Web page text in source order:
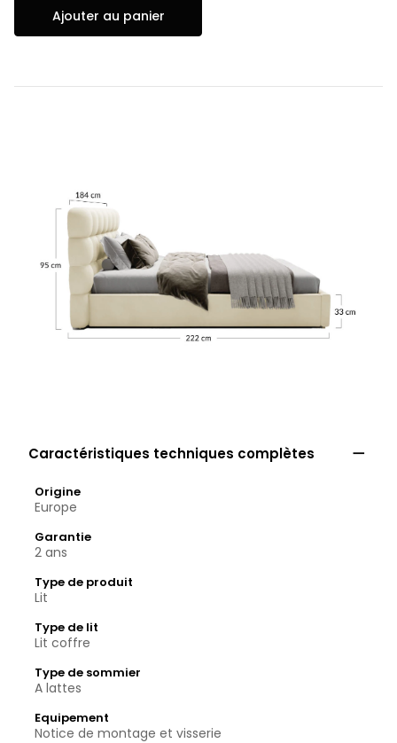
Ajouter au panier
Caractéristiques techniques complètes 
Origine
Europe
Garantie
2 ans
Type de produit
Lit
Type de lit
Lit coffre
Type de sommier
A lattes
Equipement
Notice de montage et visserie